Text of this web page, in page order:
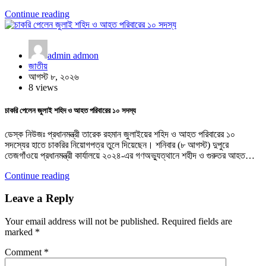
Continue reading
admin admon
জাতীয়
আগস্ট ৮, ২০২৬
8 views
চাকরি পেলেন জুলাই শহিদ ও আহত পরিবারের ১০ সদস্য
ডেস্ক নিউজঃ প্রধানমন্ত্রী তারেক রহমান জুলাইয়ের শহিদ ও আহত পরিবারের ১০
সদস্যের হাতে চাকরির নিয়োগপত্র তুলে দিয়েছেন। শনিবার (৮ আগস্ট) দুপুরে
তেজগাঁওয়ে প্রধানমন্ত্রী কার্যালয়ে ২০২৪-এর গণঅভ্যুত্থানে শহীদ ও গুরুতর আহত…
Continue reading
Leave a Reply
Your email address will not be published. Required fields are
marked *
Comment *